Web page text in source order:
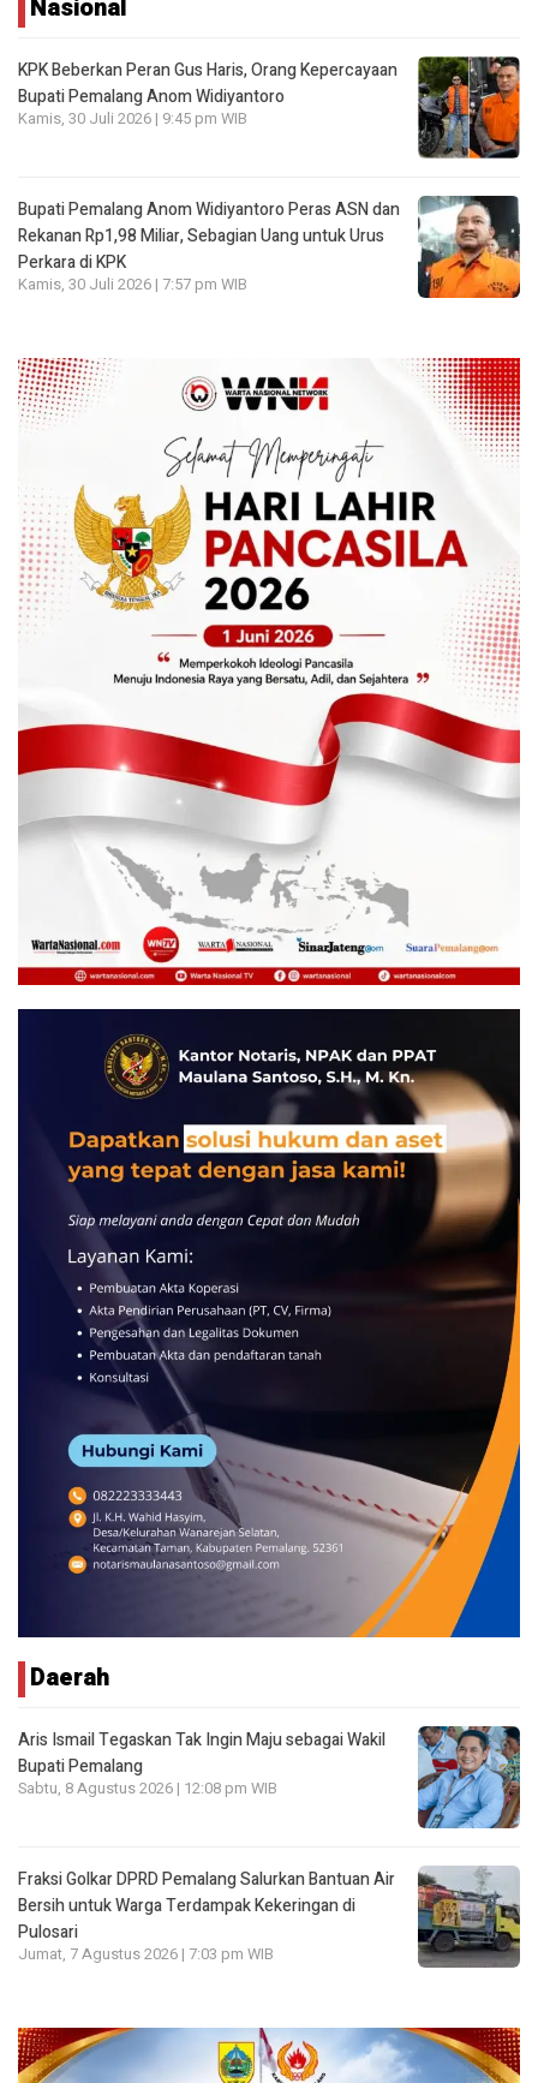
Nasional
KPK Beberkan Peran Gus Haris, Orang Kepercayaan
Bupati Pemalang Anom Widiyantoro
Kamis, 30 Juli 2026 | 9:45 pm WIB
Bupati Pemalang Anom Widiyantoro Peras ASN dan
Rekanan Rp1,98 Miliar, Sebagian Uang untuk Urus
Perkara di KPK
Kamis, 30 Juli 2026 | 7:57 pm WIB
Daerah
Aris Ismail Tegaskan Tak Ingin Maju sebagai Wakil
Bupati Pemalang
Sabtu, 8 Agustus 2026 | 12:08 pm WIB
Fraksi Golkar DPRD Pemalang Salurkan Bantuan Air
Bersih untuk Warga Terdampak Kekeringan di
Pulosari
Jumat, 7 Agustus 2026 | 7:03 pm WIB